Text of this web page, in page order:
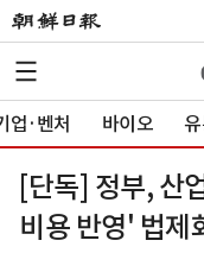
업·벤처 바이오
[단독] 정부, 산
비용 반영' 법제